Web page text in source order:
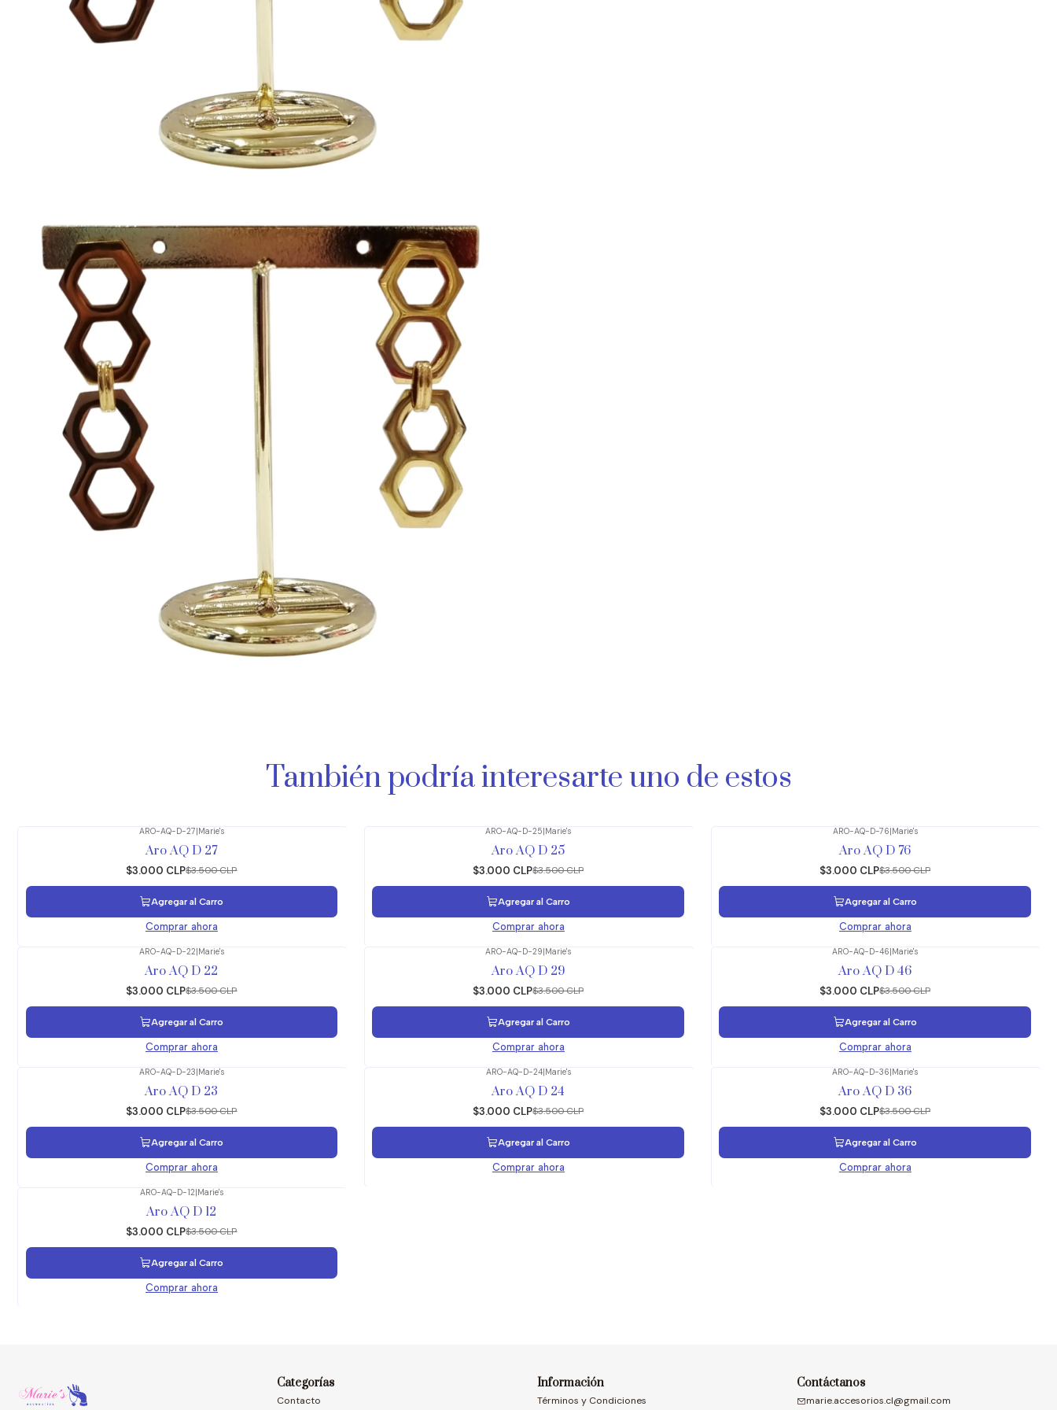
También podría interesarte uno de estos
ARO-AQ-D-27 Marie's
Aro AQ D 27
$3.000 CLP$3.500 CLP
Agregar al Carro
Comprar ahora
ARO-AQ-D-25 Marie's
Aro AQ D 25
$3.000 CLP$3.500 CLP
Agregar al Carro
Comprar ahora
ARO-AQ-D-76 Marie's
Aro AQ D 76
$3.000 CLP$3.500 CLP
Agregar al Carro
Comprar ahora
ARO-AQ-D-22| Marie's
Aro AQ D 22
$3.000 CLP$3.500 CLP
Agregar al Carro
Comprar ahora
ARO-AQ-D-29 Marie's
Aro AQ D 29
$3.000 CLP$3.500 CLP
Agregar al Carro
Comprar ahora
ARO-AQ-D-46 Marie's
Aro AQ D 46
$3.000 CLP$3.500 CLP
Agregar al Carro
Comprar ahora
ARO-AQ-D-23 Marie's
Aro AQ D 23
$3.000 CLP$3.500 CLP
Agregar al Carro
Comprar ahora
ARO-AQ-D-24| Marie's
Aro AQ D 24
$3.000 CLP$3.500 CLP
Agregar al Carro
Comprar ahora
ARO-AQ-D-36 Marie's
Aro AQ D 36
$3.000 CLP$3.500 CLP
Agregar al Carro
Comprar ahora
ARO-AQ-D-12| Marie's
Aro AQ D 12
$3.000 CLP$3.500 CLP
Agregar al Carro
Comprar ahora
Categorías
Contacto
Información
Términos y Condiciones
Contáctanos
marie.accesorios.cl@gmail.com